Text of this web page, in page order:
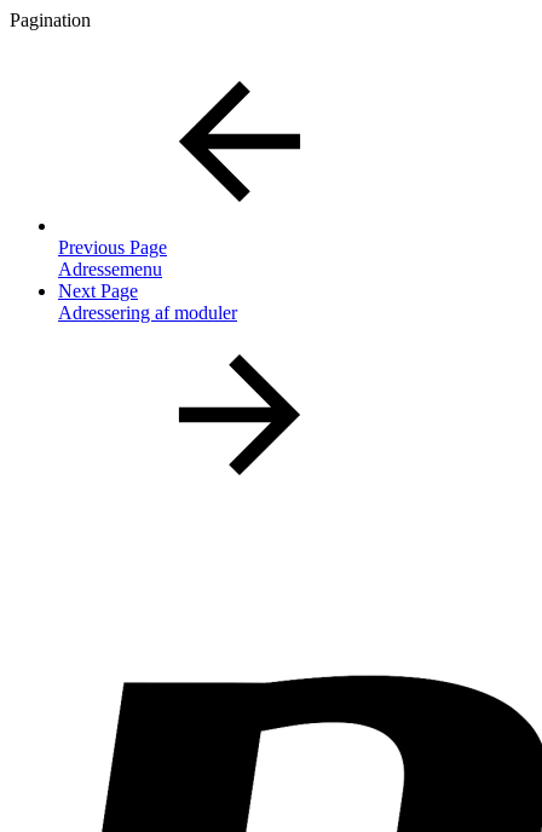
Pagination
Previous Page
Adressemenu
Next Page
Adressering af moduler